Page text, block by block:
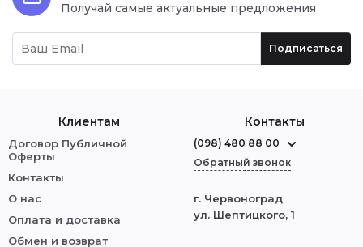
Получай самые актуальные предложения
Подписаться
Клиентам
Договор Публичной
Оферты
Контакты
О нас
Оплата и доставка
Обмен и возврат
Контакты
(098) 480 88 00
Обратный звонок
г. Червоноград
ул. Шептицкого, 1